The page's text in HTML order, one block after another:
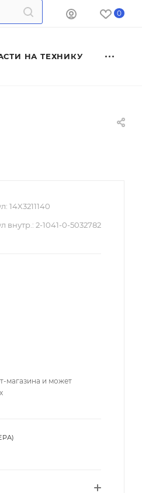
0
НА ТЕХНИКУ
14X3211140
внутр.: 2-1041-0-5032782
магазина и может